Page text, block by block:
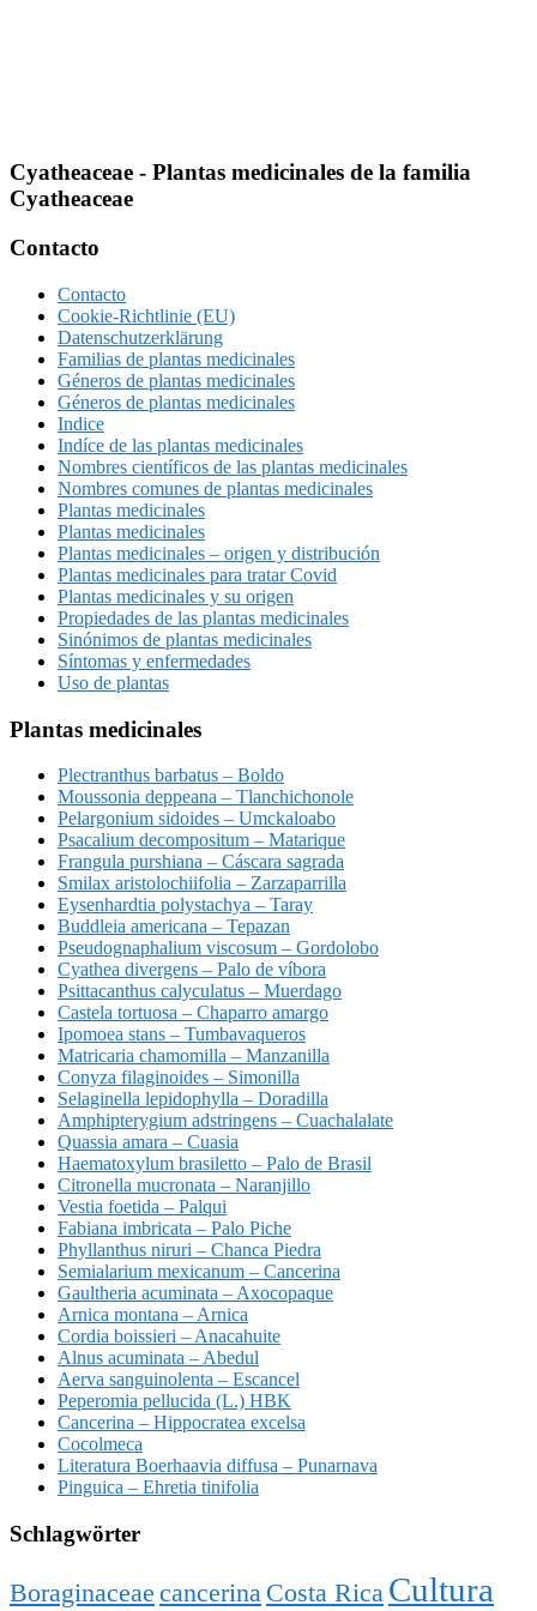
Cyatheaceae - Plantas medicinales de la familia
Cyatheaceae
Footer
Contacto
Contacto
Cookie-Richtlinie (EU)
Datenschutzerklärung
Familias de plantas medicinales
Géneros de plantas medicinales
Géneros de plantas medicinales
Indice
Indíce de las plantas medicinales
Nombres científicos de las plantas medicinales
Nombres comunes de plantas medicinales
Plantas medicinales
Plantas medicinales
Plantas medicinales – origen y distribución
Plantas medicinales para tratar Covid
Plantas medicinales y su origen
Propiedades de las plantas medicinales
Sinónimos de plantas medicinales
Síntomas y enfermedades
Uso de plantas
Plantas medicinales
Plectranthus barbatus – Boldo
Moussonia deppeana – Tlanchichonole
Pelargonium sidoides – Umckaloabo
Psacalium decompositum – Matarique
Frangula purshiana – Cáscara sagrada
Smilax aristolochiifolia – Zarzaparrilla
Eysenhardtia polystachya – Taray
Buddleia americana – Tepazan
Pseudognaphalium viscosum – Gordolobo
Cyathea divergens – Palo de víbora
Psittacanthus calyculatus – Muerdago
Castela tortuosa – Chaparro amargo
Ipomoea stans – Tumbavaqueros
Matricaria chamomilla – Manzanilla
Conyza filaginoides – Simonilla
Selaginella lepidophylla – Doradilla
Amphipterygium adstringens – Cuachalalate
Quassia amara – Cuasia
Haematoxylum brasiletto – Palo de Brasil
Citronella mucronata – Naranjillo
Vestia foetida – Palqui
Fabiana imbricata – Palo Piche
Phyllanthus niruri – Chanca Piedra
Semialarium mexicanum – Cancerina
Gaultheria acuminata – Axocopaque
Arnica montana – Arnica
Cordia boissieri – Anacahuite
Alnus acuminata – Abedul
Aerva sanguinolenta – Escancel
Peperomia pellucida (L.) HBK
Cancerina – Hippocratea excelsa
Cocolmeca
Literatura Boerhaavia diffusa – Punarnava
Pinguica – Ehretia tinifolia
Schlagwörter
Boraginaceae cancerina Costa Rica Cultura